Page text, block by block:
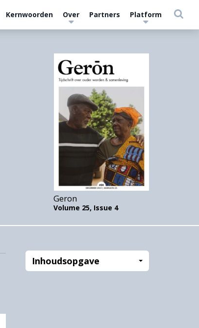
Kernwoorden Over Partners Platform
Geron
Volume 25, Issue 4
Inhoudsopgave